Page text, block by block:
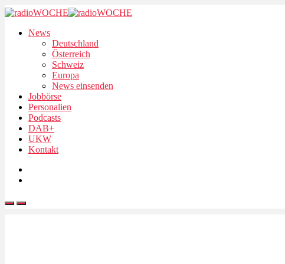
News
Deutschland
Österreich
Schweiz
Europa
News einsenden
Jobbörse
Personalien
Podcasts
DAB+
UKW
Kontakt